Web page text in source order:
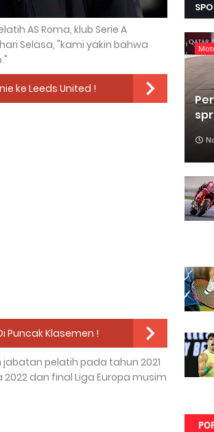
AS Roma, klub Serie A
Selasa, "kami yakin bahwa
ke Leeds United !
Puncak Klasemen !
pelatih pada tahun 2021
dan final Liga Europa musim